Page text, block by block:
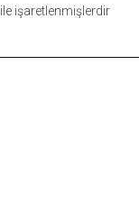
ile işaretlenmişlerdir